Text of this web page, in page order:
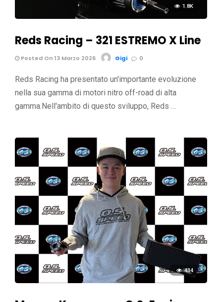
1.8K
Reds Racing – 321 ESTREMO X Line
Posted On 13 Marzo 2026 Gigi 0
Reds Racing ha presentato un'importante evoluzione
nella sua gamma di motori nitro off-road di alta
gamma.Nell'ambito di questo sviluppo, Reds …
434